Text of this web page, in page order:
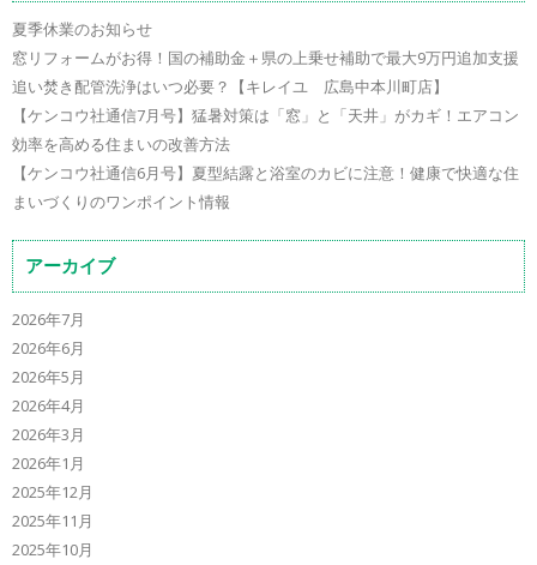
夏季休業のお知らせ
窓リフォームがお得！国の補助金＋県の上乗せ補助で最大9万円追加支援
追い焚き配管洗浄はいつ必要？【キレイユ 広島中本川町店】
【ケンコウ社通信7月号】猛暑対策は「窓」と「天井」がカギ！エアコン
効率を高める住まいの改善方法
【ケンコウ社通信6月号】夏型結露と浴室のカビに注意！健康で快適な住
まいづくりのワンポイント情報
アーカイブ
2026年7月
2026年6月
2026年5月
2026年4月
2026年3月
2026年1月
2025年12月
2025年11月
2025年10月